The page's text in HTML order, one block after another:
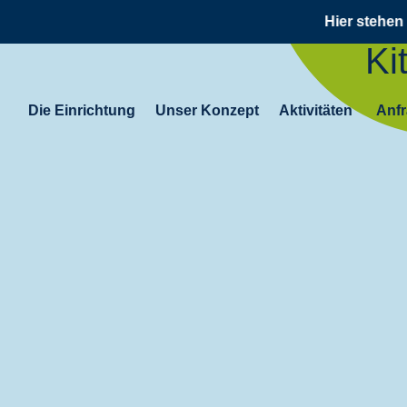
Hier stehen in
Die Einrichtung Unser Konzept Aktivitäten